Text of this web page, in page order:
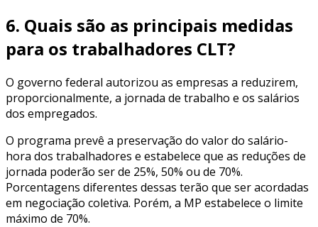
6. Quais são as principais medidas
para os trabalhadores CLT?
O governo federal autorizou as empresas a reduzirem,
proporcionalmente, a jornada de trabalho e os salários
dos empregados.
O programa prevê a preservação do valor do salário-
hora dos trabalhadores e estabelece que as reduções de
jornada poderão ser de 25%, 50% ou de 70%.
Porcentagens diferentes dessas terão que ser acordadas
em negociação coletiva. Porém, a MP estabelece o limite
máximo de 70%.